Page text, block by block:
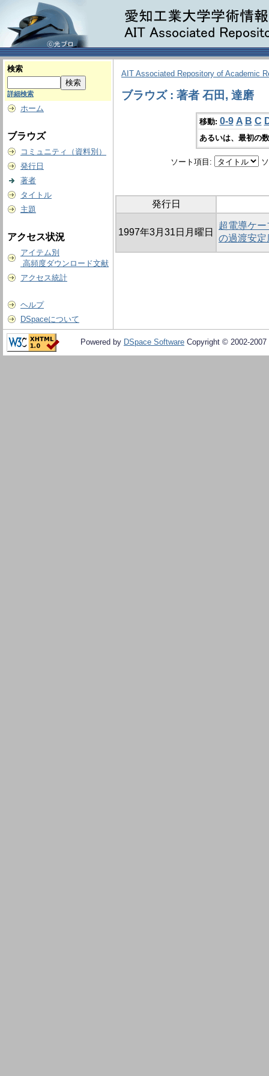
検索
詳細検索
ホーム
ブラウズ
コミュニティ（資料別）
発行日
著者
タイトル
主題
アクセス状況
アイテム別
高頻度ダウンロード文献
アクセス統計
ヘルプ
DSpaceについて
AIT Associated Repository of Academic
ブラウズ : 著者 石田, 達磨
移動: 0-9 A B C
あるいは、最初の
ソート項目:
発行日
1997年3月31日月曜日
超電導ケ
の過渡安
Powered by DSpace Software Copyright © 2002-2007